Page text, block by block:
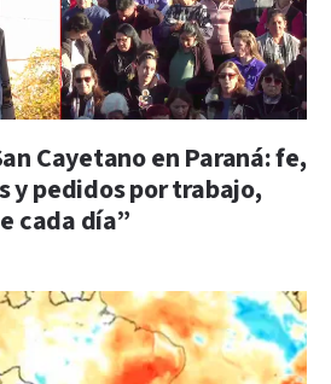
Cayetano en Paraná: fe,
y pedidos por trabajo,
cada día”